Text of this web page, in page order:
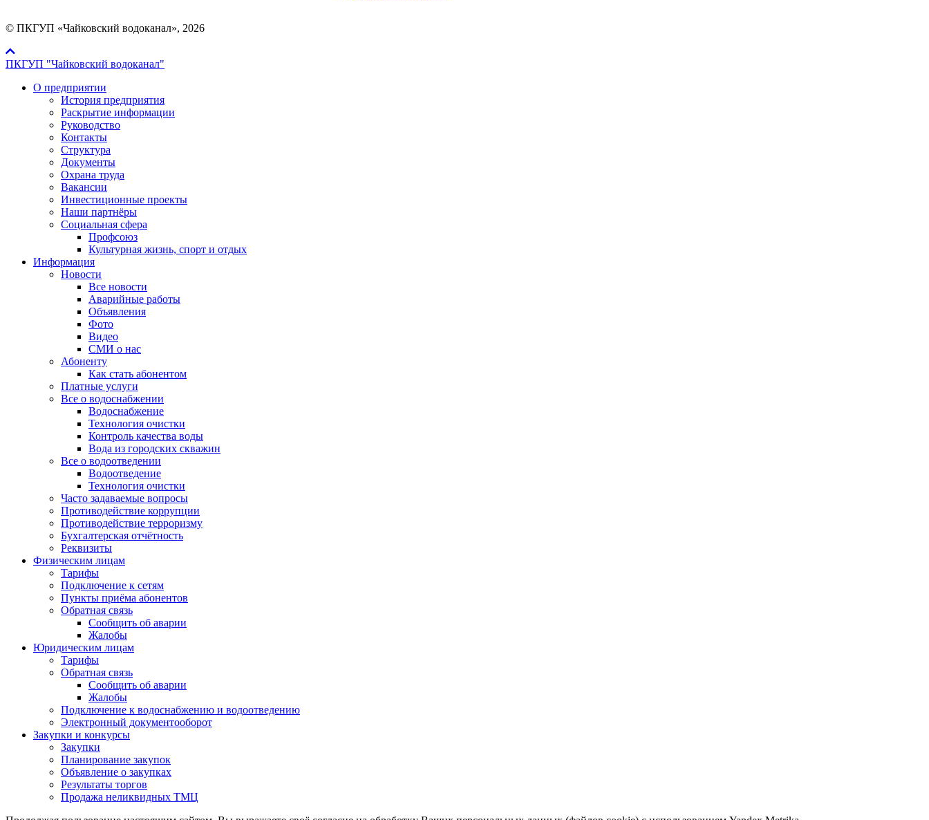
© ПКГУП «Чайковский водоканал», 2026
ПКГУП "Чайковский водоканал"
О предприятии
История предприятия
Раскрытие информации
Руководство
Контакты
Структура
Документы
Охрана труда
Вакансии
Инвестиционные проекты
Наши партнёры
Социальная сфера
Профсоюз
Культурная жизнь, спорт и отдых
Информация
Новости
Все новости
Аварийные работы
Объявления
Фото
Видео
СМИ о нас
Абоненту
Как стать абонентом
Платные услуги
Все о водоснабжении
Водоснабжение
Технология очистки
Контроль качества воды
Вода из городских скважин
Все о водоотведении
Водоотведение
Технология очистки
Часто задаваемые вопросы
Противодействие коррупции
Противодействие терроризму
Бухгалтерская отчётность
Реквизиты
Физическим лицам
Тарифы
Подключение к сетям
Пункты приёма абонентов
Обратная связь
Сообщить об аварии
Жалобы
Юридическим лицам
Тарифы
Обратная связь
Сообщить об аварии
Жалобы
Подключение к водоснабжению и водоотведению
Электронный документооборот
Закупки и конкурсы
Закупки
Планирование закупок
Объявление о закупках
Результаты торгов
Продажа неликвидных ТМЦ